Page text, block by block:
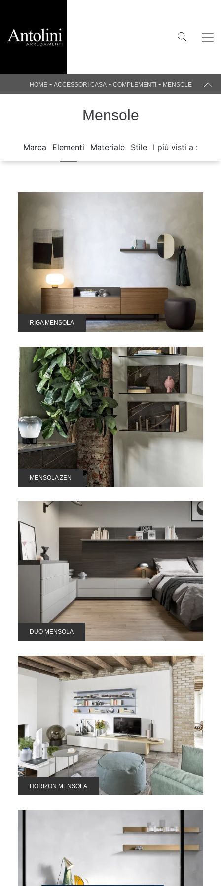
HOME- ACCESSORI CASA- COMPLEMENTI- MENSOLE
Mensole
Marca Elementi Materiale Stile I più visti a :
RIGA MENSOLA
MENSOLA ZEN
DUO MENSOLA
HORIZON MENSOLA